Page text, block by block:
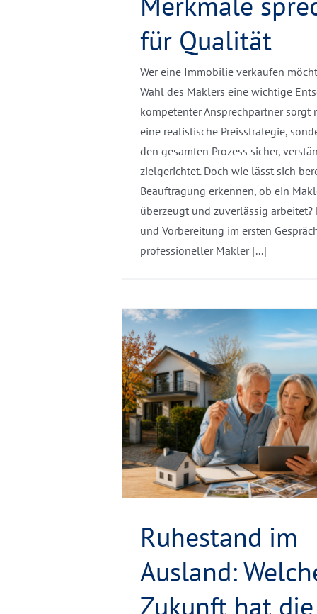
für Qualität
Wer eine Immobilie verkaufen
Wahl des Maklers eine wichtige
kompetenter Ansprechpartner sorgt
eine realistische Preisstrategie,
den gesamten Prozess sicher,
zielgerichtet. Doch wie lässt sich
Beauftragung erkennen, ob ein
überzeugt und zuverlässig arbeitet?
und Vorbereitung im ersten
professioneller Makler [...]
Ruhestand im
Ausland:
Zukunft hat die